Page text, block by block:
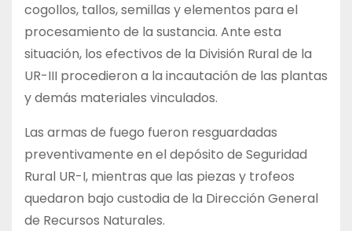
cogollos, tallos, semillas y elementos para el
procesamiento de la sustancia. Ante esta
situación, los efectivos de la División Rural de la
UR-III procedieron a la incautación de las plantas
y demás materiales vinculados.
Las armas de fuego fueron resguardadas
preventivamente en el depósito de Seguridad
Rural UR-I, mientras que las piezas y trofeos
quedaron bajo custodia de la Dirección General
de Recursos Naturales.